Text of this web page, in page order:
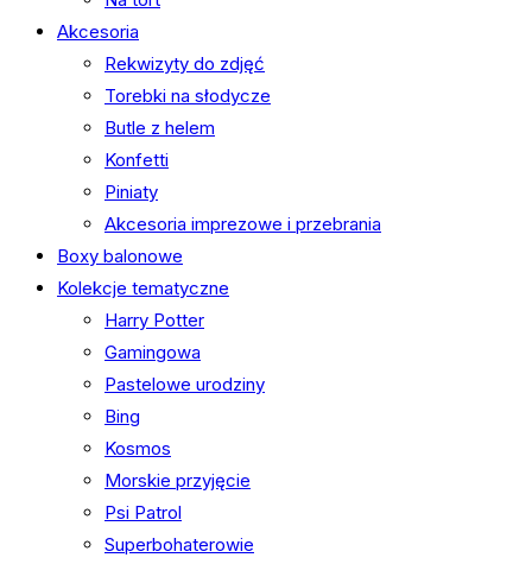
Akcesoria
Rekwizyty do zdjęć
Torebki na słodycze
Butle z helem
Konfetti
Piniaty
Akcesoria imprezowe i przebrania
Boxy balonowe
Kolekcje tematyczne
Harry Potter
Gamingowa
Pastelowe urodziny
Bing
Kosmos
Morskie przyjęcie
Psi Patrol
Superbohaterowie